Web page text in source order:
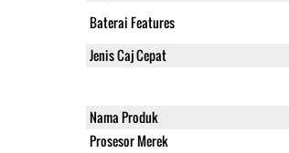
Baterai Features
Jenis Caj Cepat
Nama Produk
Prosesor Merek